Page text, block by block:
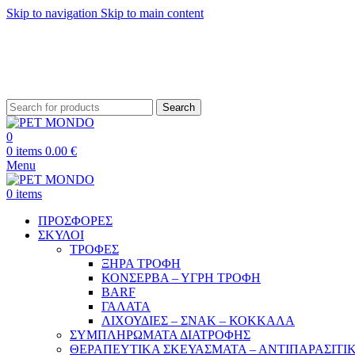
Skip to navigation Skip to main content
Search
0
0 items 0.00 €
Menu
0 items
ΠΡΟΣΦΟΡΕΣ
ΣΚΥΛΟΙ
ΤΡΟΦΕΣ
ΞΗΡΑ ΤΡΟΦΗ
ΚΟΝΣΕΡΒΑ – ΥΓΡΗ ΤΡΟΦΗ
BARF
ΓΑΛΑΤΑ
ΛΙΧΟΥΔΙΕΣ – ΣΝΑΚ – ΚΟΚΚΑΛΑ
ΣΥΜΠΛΗΡΩΜΑΤΑ ΔΙΑΤΡΟΦΗΣ
ΘΕΡΑΠΕΥΤΙΚΑ ΣΚΕΥΑΣΜΑΤΑ –